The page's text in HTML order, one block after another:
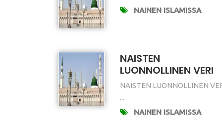
NAINEN ISLAMISSA
NAISTEN
LUONNOLLINEN VERI
NAISTEN LUONNOLLINEN
...
NAINEN ISLAMISSA